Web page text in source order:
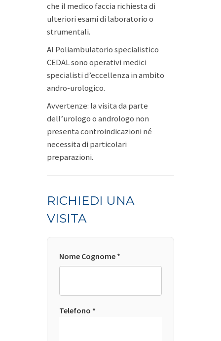
che il medico faccia richiesta di
ulteriori esami di laboratorio o
strumentali.
Al Poliambulatorio specialistico
CEDAL sono operativi medici
specialisti d’eccellenza in ambito
andro-urologico.
Avvertenze: la visita da parte
dell’urologo o andrologo non
presenta controindicazioni né
necessita di particolari
preparazioni.
RICHIEDI UNA
VISITA
Nome Cognome *
Telefono *